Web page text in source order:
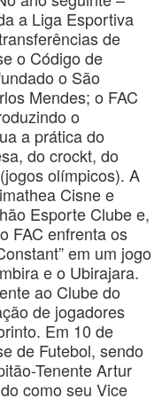
a Liga Esportiva
de
o Código de
o São
Mendes; o FAC
o
a prática do
do crockt, do
olímpicos). A
Cisne e
Esporte Clube e,
FAC enfrenta os
em um jogo
e o Ubirajara.
ao Clube do
de jogadores
Em 10 de
de Futebol, sendo
Tenente Artur
como seu Vice